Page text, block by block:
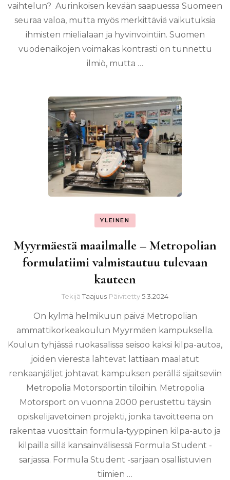
vaihtelun? Aurinkoisen kevään saapuessa Suomeen
seuraa valoa, mutta myös merkittäviä vaikutuksia
ihmisten mielialaan ja hyvinvointiin. Suomen
vuodenaikojen voimakas kontrasti on tunnettu
ilmiö, mutta …
YLEINEN
Myyrmäestä maailmalle – Metropolian
formulatiimi valmistautuu tulevaan
kauteen
Tekijä Taajuus Päivitetty5.3.2024
On kylmä helmikuun päivä Metropolian
ammattikorkeakoulun Myyrmäen kampuksella.
Koulun tyhjässä ruokasalissa seisoo kaksi kilpa-autoa,
joiden vierestä lähtevät lattiaan maalatut
renkaanjäljet johtavat kampuksen perällä sijaitseviin
Metropolia Motorsportin tiloihin. Metropolia
Motorsport on vuonna 2000 perustettu täysin
opiskelijavetoinen projekti, jonka tavoitteena on
rakentaa vuosittain formula-tyyppinen kilpa-auto ja
kilpailla sillä kansainvälisessä Formula Student -
sarjassa. Formula Student -sarjaan osallistuvien
tiimien …